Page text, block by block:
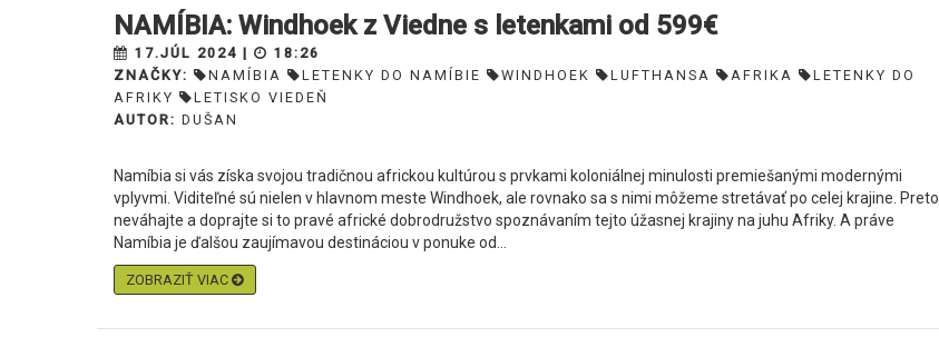
NAMÍBIA: Windhoek z Viedne s letenkami od 599€
17.JÚL 2024 |
18:26
ZNAČKY:
NAMÍBIA LETENKY DO NAMÍBIE WINDHOEK LUFTHANSA AFRIKA
LETENKY DO
AFRIKY
LETISKO VIEDEŇ
AUTOR: DUŠAN
Namíbia si vás získa svojou tradičnou africkou kultúrou s prvkami koloniálnej minulosti premiešanými modernými
vplyvmi. Viditeľné sú nielen v hlavnom meste Windhoek, ale rovnako sa s nimi môžeme stretávať po celej krajine. Preto
neváhajte a doprajte si to pravé africké dobrodružstvo spoznávaním tejto úžasnej krajiny na juhu Afriky. A práve
Namíbia je ďalšou zaujímavou destináciou v ponuke od...
ZOBRAZIŤ VIAC